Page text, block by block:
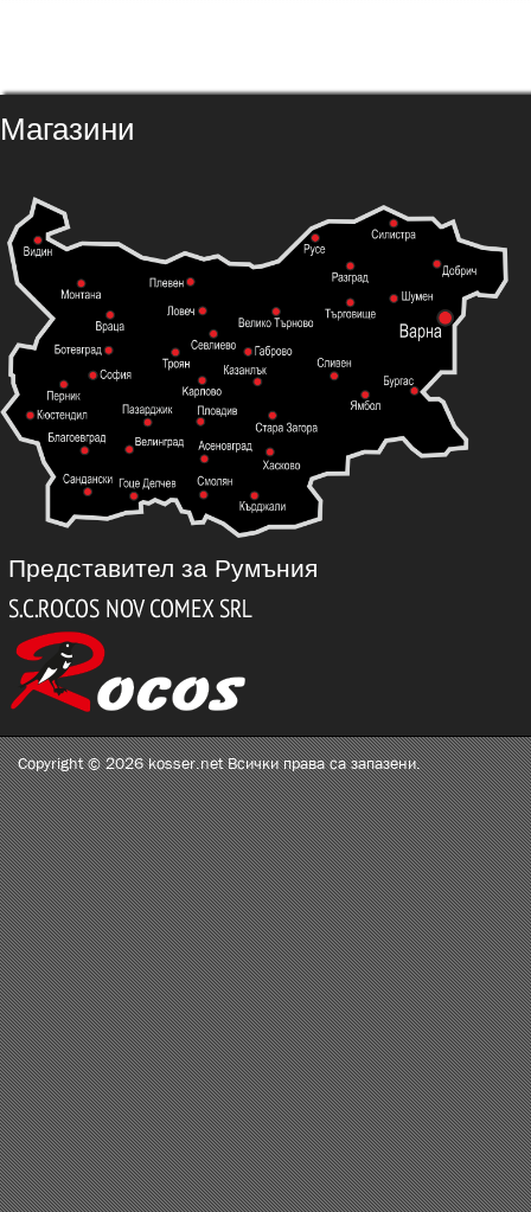
Магазини
Представител за Румъния
Copyright © 2026 kosser.net Всички права са запазени.